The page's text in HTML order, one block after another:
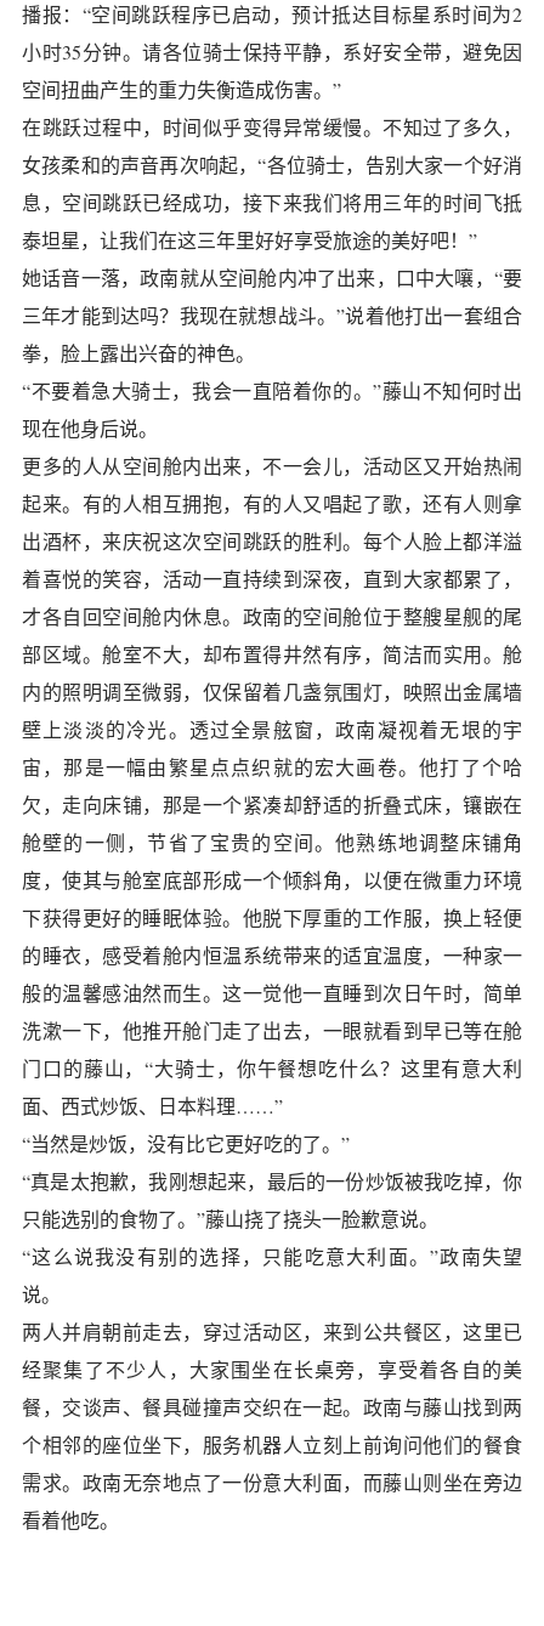
播报：“空间跳跃程序已启动，预计抵达目标星系时间为2
小时35分钟。请各位骑士保持平静，系好安全带，避免因
空间扭曲产生的重力失衡造成伤害。”
在跳跃过程中，时间似乎变得异常缓慢。不知过了多久，
女孩柔和的声音再次响起，“各位骑士，告别大家一个好消
息，空间跳跃已经成功，接下来我们将用三年的时间飞抵
泰坦星，让我们在这三年里好好享受旅途的美好吧！”
她话音一落，政南就从空间舱内冲了出来，口中大嚷，“要
三年才能到达吗？我现在就想战斗。”说着他打出一套组合
拳，脸上露出兴奋的神色。
“不要着急大骑士，我会一直陪着你的。”藤山不知何时出
现在他身后说。
更多的人从空间舱内出来，不一会儿，活动区又开始热闹
起来。有的人相互拥抱，有的人又唱起了歌，还有人则拿
出酒杯，来庆祝这次空间跳跃的胜利。每个人脸上都洋溢
着喜悦的笑容，活动一直持续到深夜，直到大家都累了，
才各自回空间舱内休息。政南的空间舱位于整艘星舰的尾
部区域。舱室不大，却布置得井然有序，简洁而实用。舱
内的照明调至微弱，仅保留着几盏氛围灯，映照出金属墙
壁上淡淡的冷光。透过全景舷窗，政南凝视着无垠的宇
宙，那是一幅由繁星点点织就的宏大画卷。他打了个哈
欠，走向床铺，那是一个紧凑却舒适的折叠式床，镶嵌在
舱壁的一侧，节省了宝贵的空间。他熟练地调整床铺角
度，使其与舱室底部形成一个倾斜角，以便在微重力环境
下获得更好的睡眠体验。他脱下厚重的工作服，换上轻便
的睡衣，感受着舱内恒温系统带来的适宜温度，一种家一
般的温馨感油然而生。这一觉他一直睡到次日午时，简单
洗漱一下，他推开舱门走了出去，一眼就看到早已等在舱
门口的藤山，“大骑士，你午餐想吃什么？这里有意大利
面、西式炒饭、日本料理……”
“当然是炒饭，没有比它更好吃的了。”
“真是太抱歉，我刚想起来，最后的一份炒饭被我吃掉，你
只能选别的食物了。”藤山挠了挠头一脸歉意说。
“这么说我没有别的选择，只能吃意大利面。”政南失望
说。
两人并肩朝前走去，穿过活动区，来到公共餐区，这里已
经聚集了不少人，大家围坐在长桌旁，享受着各自的美
餐，交谈声、餐具碰撞声交织在一起。政南与藤山找到两
个相邻的座位坐下，服务机器人立刻上前询问他们的餐食
需求。政南无奈地点了一份意大利面，而藤山则坐在旁边
看着他吃。